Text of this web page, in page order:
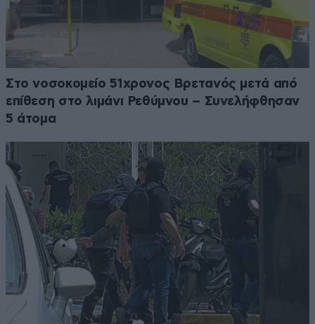
Στο νοσοκομείο 51χρονος Βρετανός μετά από
επίθεση στο λιμάνι Ρεθύμνου – Συνελήφθησαν
5 άτομα